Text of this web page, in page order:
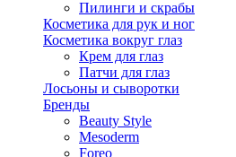
Пилинги и скрабы
Косметика для рук и ног
Косметика вокруг глаз
Крем для глаз
Патчи для глаз
Лосьоны и сыворотки
Бренды
Beauty Style
Mesoderm
Foreo